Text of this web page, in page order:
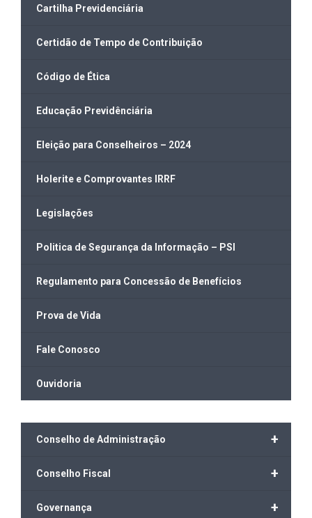
Cartilha Previdenciária
Certidão de Tempo de Contribuição
Código de Ética
Educação Previdênciária
Eleição para Conselheiros – 2024
Holerite e Comprovantes IRRF
Legislações
Politica de Segurança da Informação – PSI
Regulamento para Concessão de Benefícios
Prova de Vida
Fale Conosco
Ouvidoria
+
Conselho de Administração
+
Conselho Fiscal
+
Governança